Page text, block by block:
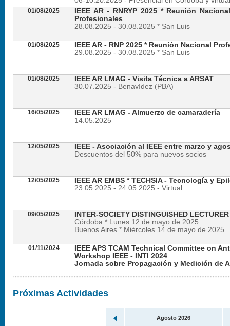
01/08/2025
IEEE AR - RNRYP 2025 * Reunión
Profesionales
28.08.2025 - 30.08.2025 * San Luis
01/08/2025
IEEE AR - RNP 2025 * Reunión Nacional
29.08.2025 - 30.08.2025 * San Luis
01/08/2025
IEEE AR LMAG - Visita Técnica a ARSAT
30.07.2025 - Benavídez (PBA)
16/05/2025
IEEE AR LMAG - Almuerzo de camaradería
14.05.2025
12/05/2025
IEEE - Asociación al IEEE entre marzo y
Descuentos del 50% para nuevos socios
12/05/2025
IEEE AR EMBS * TECHSIA - Tecnología y
23.05.2025 - 24.05.2025 - Virtual
09/05/2025
INTER-SOCIETY DISTINGUISHED
Córdoba * Lunes 12 de mayo de 2025
Buenos Aires * Miércoles 14 de mayo de 2025
01/11/2024
IEEE APS TCAM Technical Committee on
Workshop IEEE - INTI 2024
Jornada sobre Propagación y Medición de
Próximas Actividades
Agosto 2026